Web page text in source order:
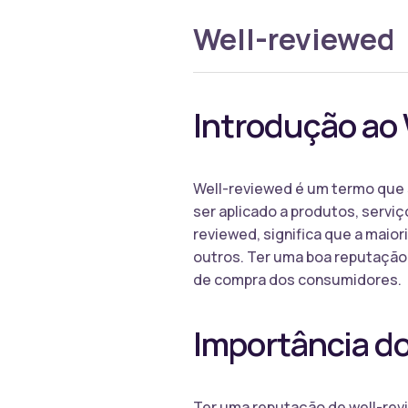
Well-reviewed
Introdução
Well-reviewed é um termo
ser aplicado a produtos,
reviewed, significa que a
outros. Ter uma boa
de compra dos consumidores.
Importância